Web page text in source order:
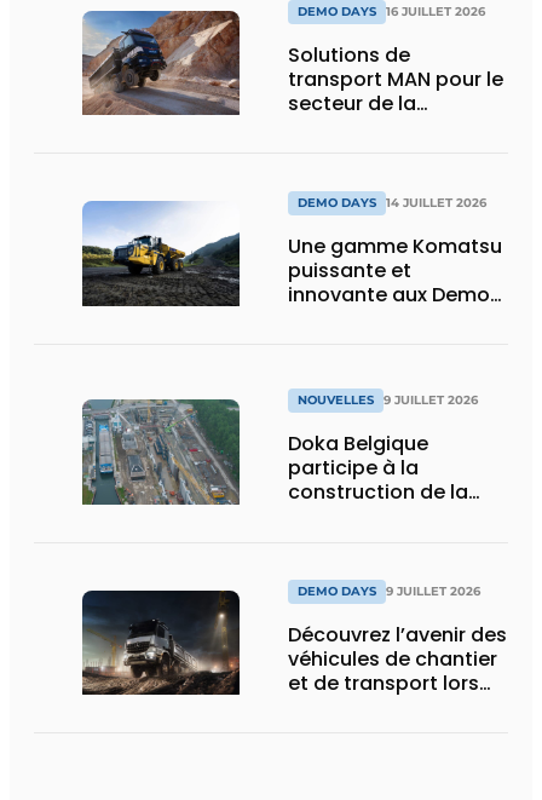
DEMO DAYS 16 JUILLET 2026
Solutions de
transport MAN pour le
secteur de la
DEMO DAYS 14 JUILLET 2026
Une gamme Komatsu
puissante et
innovante aux Demo
NOUVELLES 9 JUILLET 2026
Doka Belgique
participe à la
construction de la
DEMO DAYS 9 JUILLET 2026
Découvrez l’avenir des
véhicules de chantier
et de transport lors